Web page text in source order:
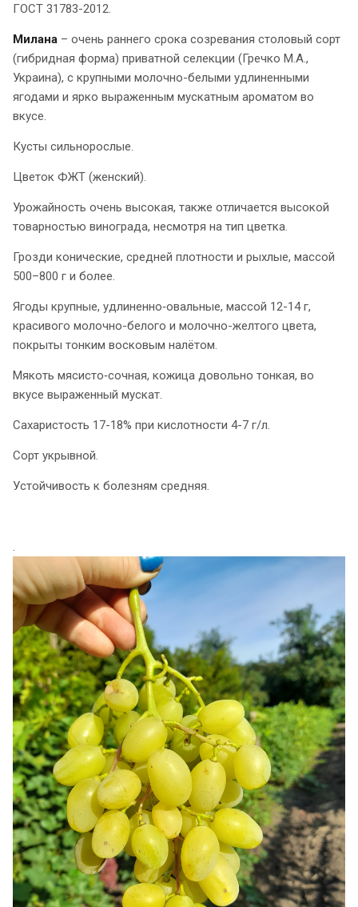
ГОСТ 31783-2012.
Милана – очень раннего срока созревания столовый сорт
(гибридная форма) приватной селекции (Гречко М.А.,
Украина), с крупными молочно-белыми удлиненными
ягодами и ярко выраженным мускатным ароматом во
вкусе.
Кусты сильнорослые.
Цветок ФЖТ (женский).
Урожайность очень высокая, также отличается высокой
товарностью винограда, несмотря на тип цветка.
Грозди конические, средней плотности и рыхлые, массой
500–800 г и более.
Ягоды крупные, удлиненно‑овальные, массой 12-14 г,
красивого молочно-белого и молочно-желтого цвета,
покрыты тонким восковым налётом.
Мякоть мясисто‑сочная, кожица довольно тонкая, во
вкусе выраженный мускат.
Сахаристость 17-18% при кислотности 4-7 г/л.
Сорт укрывной.
Устойчивость к болезням средняя.
.